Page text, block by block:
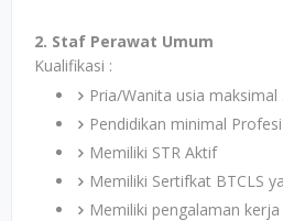
2. Staf Perawat Umum
Kualifikasi :
Pria/Wanita usia maksimal
Pendidikan minimal
Memiliki STR Aktif
Memiliki Sertifkat BTCLS
Memiliki pengalaman